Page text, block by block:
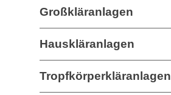
Großkläranlagen
Hauskläranlagen
Tropfkörperkläranlagen